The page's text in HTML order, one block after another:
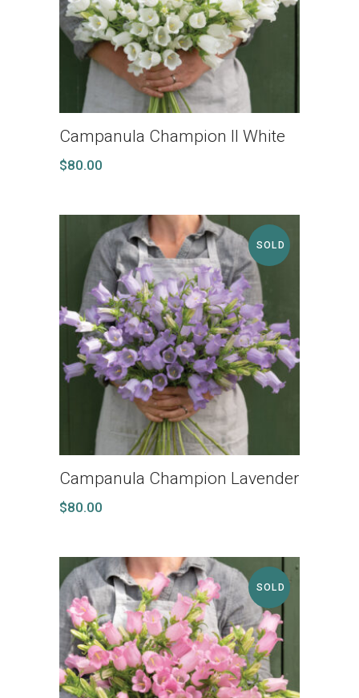
Campanula Champion II White
$80.00
SOLD
Campanula Champion Lavender
$80.00
SOLD